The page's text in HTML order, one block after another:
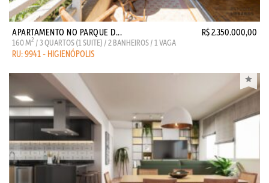
APARTAMENTO NO PARQUE D... R$ 2.350.000,00
160 M2 / 3 QUARTOS (1 SUITE) / 2 BANHEIROS / 1 VAGA
RU: 9941 - HIGIENÓPOLIS